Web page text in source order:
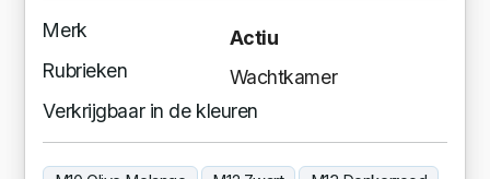
Merk
Actiu
Rubrieken
Wachtkamer
Verkrijgbaar in de kleuren